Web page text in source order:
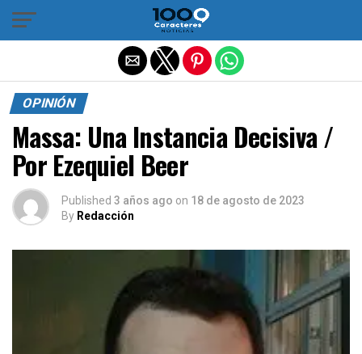
OPINIÓN
Massa: Una Instancia Decisiva /
Por Ezequiel Beer
Published 3 años ago on 18 de agosto de 2023
By Redacción
Salir de la versión móvil